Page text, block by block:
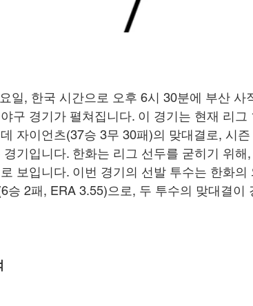
일, 한국 시간으로 오후 6시 30분에 부산 사
구 경기가 펼쳐집니다. 이 경기는 현재 리그
자이언츠(37승 3무 30패)의 맞대결로, 시
기입니다. 한화는 리그 선두를 굳히기 위해
보입니다. 이번 경기의 선발 투수는 한화
승 2패, ERA 3.55)으로, 두 투수의 맞대결이